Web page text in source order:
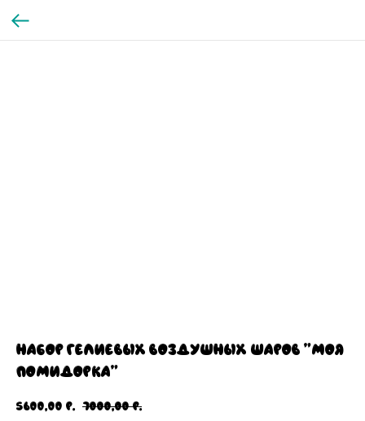
Набор гелиевых воздушных шаров "Моя
помидорка"
5600,00 р. 7000,00 р.